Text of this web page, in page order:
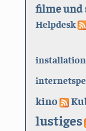
filme und
Helpdesk
installation
kino
lustiges